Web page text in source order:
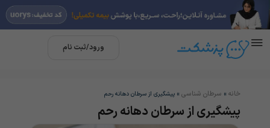
ورود/ثبت نام
خانه » سرطان شناسی » پیشگیری از سرطان دهانه رحم
پیشگیری از سرطان دهانه رحم